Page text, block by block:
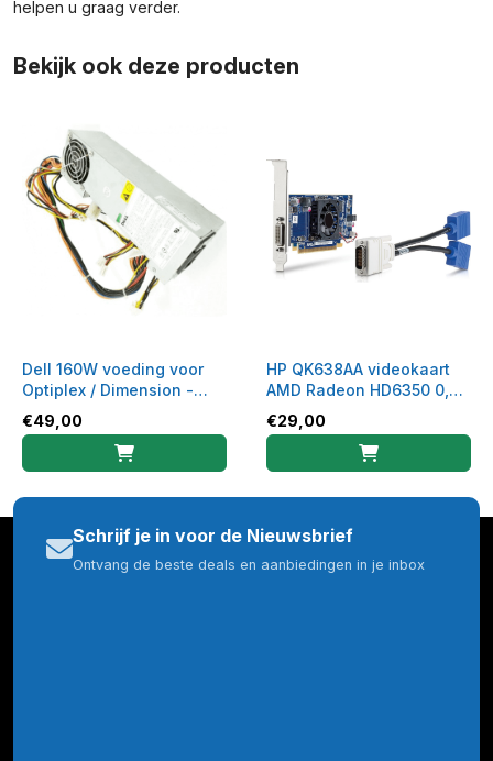
helpen u graag verder.
Bekijk ook deze producten
Dell 160W voeding voor
Optiplex / Dimension -
U5427 - PS-5161-7DS
€49,00
HP QK638AA videokaart
AMD Radeon HD6350 0,5
GB GDDR3
€29,00
Schrijf je in voor de Nieuwsbrief
Ontvang de beste deals en aanbiedingen in je inbox